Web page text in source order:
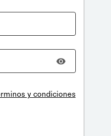
y condiciones